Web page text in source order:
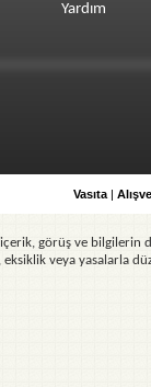
Yardım
görüş ve
veya yasalarla
Vasıta |